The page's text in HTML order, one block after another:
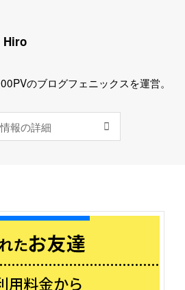
Hiro
のブログフェニックスを運営。
報の詳細